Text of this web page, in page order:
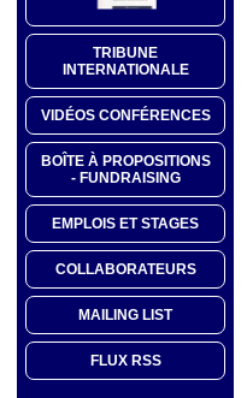
TRIBUNE
INTERNATIONALE
VIDÉOS CONFÉRENCES
BOÎTE À PROPOSITIONS
- FUNDRAISING
EMPLOIS ET STAGES
COLLABORATEURS
MAILING LIST
FLUX RSS